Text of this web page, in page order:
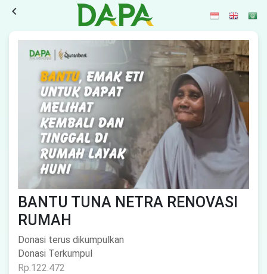
navigate_before
BANTU TUNA NETRA RENOVASI
RUMAH
Donasi terus dikumpulkan
Donasi Terkumpul
Rp.122.472